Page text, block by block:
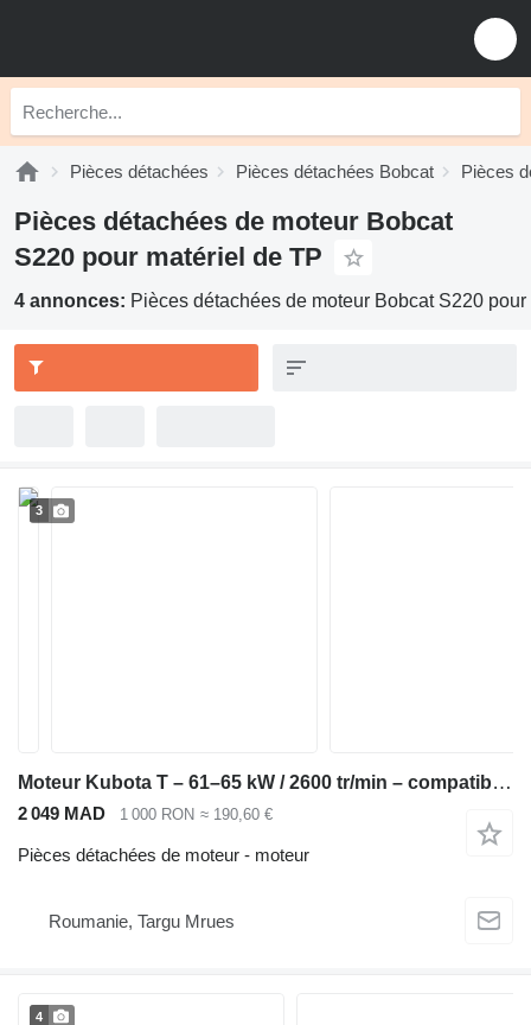
Pièces détachées Pièces détachées Bobcat Pièces
Pièces détachées de moteur Bobcat
S220 pour matériel de TP
4 annonces: Pièces détachées de moteur Bobcat S220
3
Moteur Kubota T – 61–65 kW / 2600 tr/min – compatible Bobcat S250, Kubota M6040, pour mini-chargeuse Bobcat S220 S250 T250
2 049 MAD 1 000 RON ≈ 190,60 €
Pièces détachées de moteur - moteur
Roumanie, Targu Mrues
4